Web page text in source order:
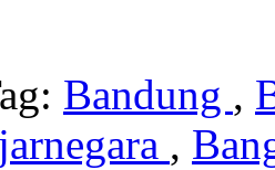
Bandung ,
,